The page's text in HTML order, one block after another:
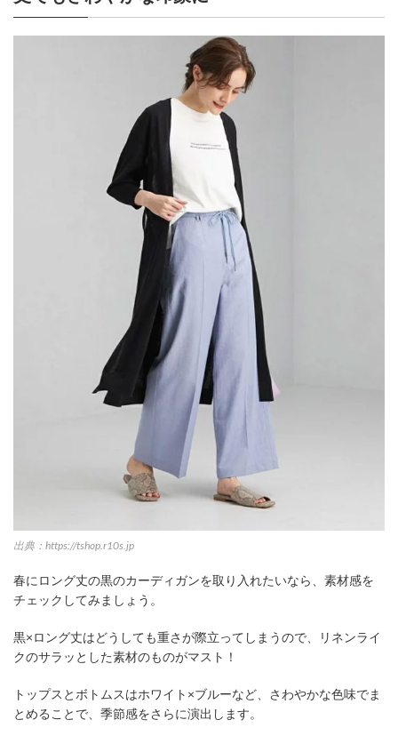
出典：https://tshop.r10s.jp
春にロング丈の黒のカーディガンを取り入れたいなら、素材感を
チェックしてみましょう。
黒×ロング丈はどうしても重さが際立ってしまうので、リネンライ
クのサラッとした素材のものがマスト！
トップスとボトムスはホワイト×ブルーなど、さわやかな色味でま
とめることで、季節感をさらに演出します。